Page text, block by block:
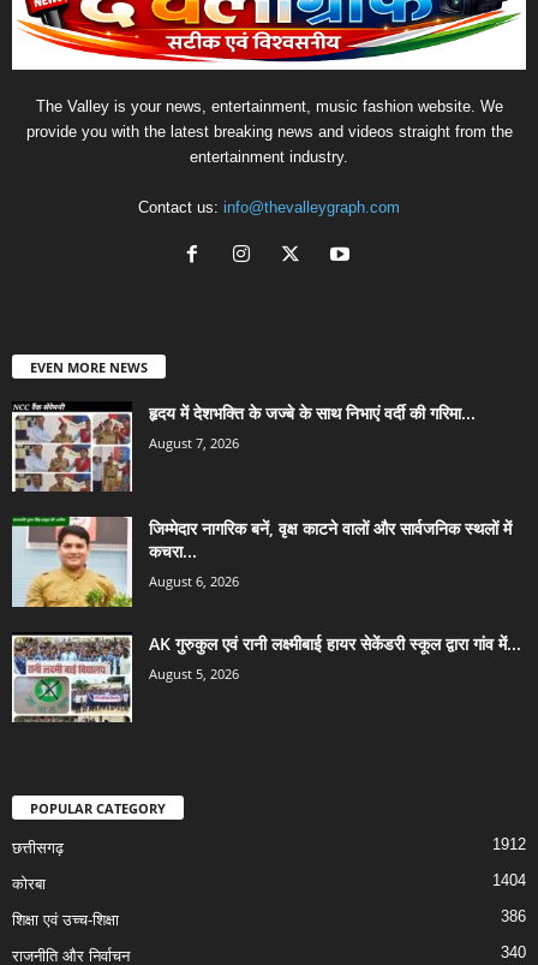
The Valley is your news, entertainment, music fashion website. We
provide you with the latest breaking news and videos straight from the
entertainment industry.
Contact us: info@thevalleygraph.com
EVEN MORE NEWS
हृदय में देशभक्ति के जज्बे के साथ निभाएं वर्दी की गरिमा...
August 7, 2026
जिम्मेदार नागरिक बनें, वृक्ष काटने वालों और सार्वजनिक स्थलों में
कचरा...
August 6, 2026
AK गुरुकुल एवं रानी लक्ष्मीबाई हायर सेकेंडरी स्कूल द्वारा गांव में...
August 5, 2026
POPULAR CATEGORY
छत्तीसगढ़ 1912
कोरबा 1404
शिक्षा एवं उच्च-शिक्षा 386
राजनीति और निर्वाचन 340